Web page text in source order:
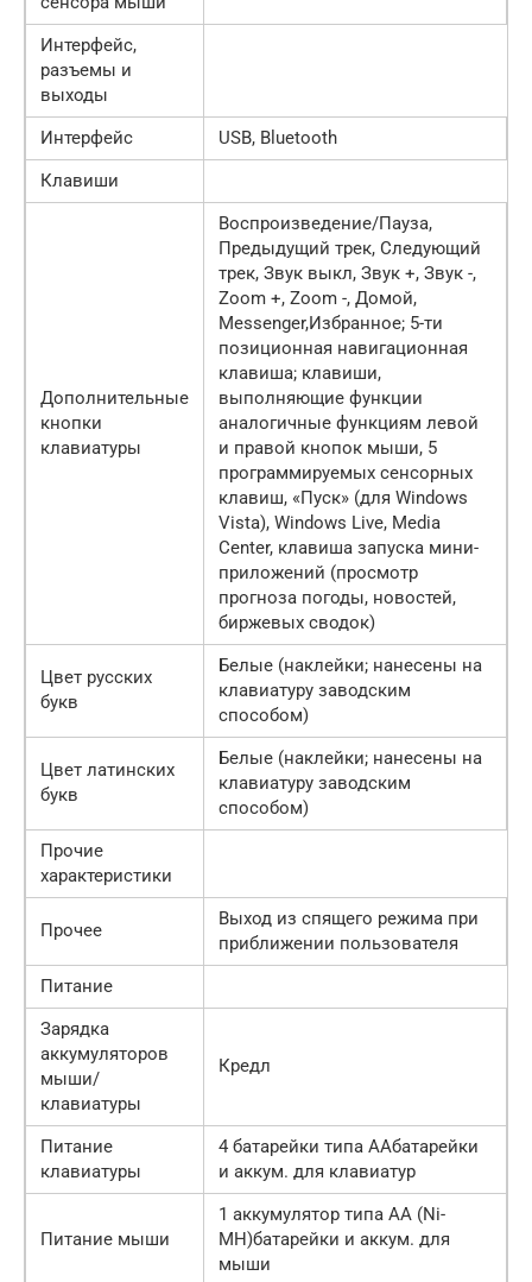
Интерфейс,
разъемы и
выходы
Интерфейс
USB, Bluetooth
Клавиши
Дополнительные
кнопки
клавиатуры
Воспроизведение/Пауза,
Предыдущий трек, Следующий
трек, Звук выкл, Звук +, Звук -,
Zoom +, Zoom -, Домой,
Messenger,Избранное; 5-ти
позиционная навигационная
клавиша; клавиши,
выполняющие функции
аналогичные функциям левой
и правой кнопок мыши, 5
программируемых сенсорных
клавиш, «Пуск» (для Windows
Vista), Windows Live, Media
Center, клавиша запуска мини-
приложений (просмотр
прогноза погоды, новостей,
биржевых сводок)
Цвет русских
букв
Белые (наклейки; нанесены на
клавиатуру заводским
способом)
Цвет латинских
букв
Белые (наклейки; нанесены на
клавиатуру заводским
способом)
Прочие
характеристики
Прочее
Выход из спящего режима при
приближении пользователя
Питание
Зарядка
аккумуляторов
мыши/
клавиатуры
Кредл
Питание
клавиатуры
4 батарейки типа AAбатарейки
и аккум. для клавиатур
Питание мыши
1 аккумулятор типа AA (Ni-
MH)батарейки и аккум. для
мыши